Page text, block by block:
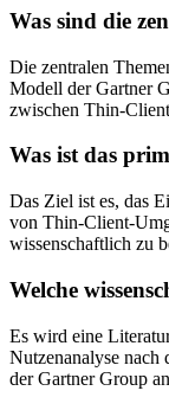
Was sind die
Die zentralen
Modell der Gartner
zwischen Thin-
Was ist das
Das Ziel ist es, das
von Thin-Client-
wissenschaftlich zu
Welche
Es wird eine
Nutzenanalyse
der Gartner Group